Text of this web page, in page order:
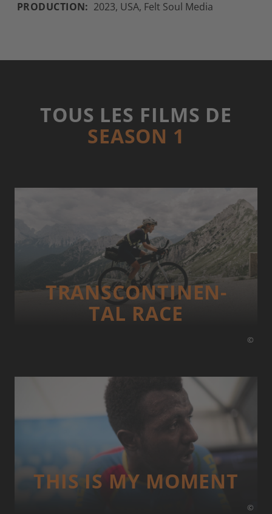
PRODUCTION: 2023, USA, Felt Soul Media
TOUS LES FILMS DE
SEASON 1
©
TRANS­CONTI­NEN­
TAL RACE
©
THIS IS MY MOMENT